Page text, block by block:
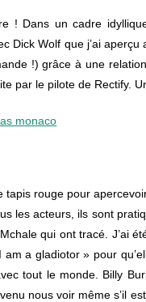
! Dans un cadre
Wolf que j’ai aperçu
!) grâce à une
par le pilote de Rectify.
rouge pour
les acteurs, ils sont
qui ont tracé. J’ai
a gladiotor » pour
tout le monde. Billy
nous voir même s’il